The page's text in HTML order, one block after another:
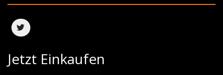
Jetzt Einkaufen